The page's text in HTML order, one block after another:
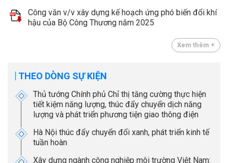
Công văn v/v xây dựng kế hoạch ứng phó biến đổi khí
hậu của Bộ Công Thương năm 2025
Xem thêm +
THEO DÒNG SỰ KIỆN
Thủ tướng Chính phủ Chỉ thị tăng cường thực hiện
tiết kiệm năng lượng, thúc đẩy chuyển dịch năng
lượng và phát triển phương tiện giao thông điện
Hà Nội thúc đẩy chuyển đổi xanh, phát triển kinh tế
tuần hoàn
Xây dựng ngành công nghiệp môi trường Việt Nam: